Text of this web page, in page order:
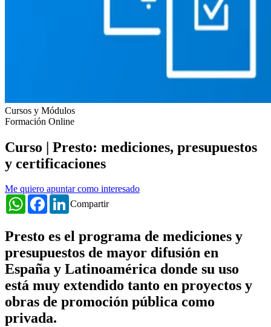
Cursos y Módulos
Formación Online
Curso | Presto: mediciones, presupuestos
y certificaciones
Me quiero apuntar como interesado
Compartir
WhatsAppFacebookLinkedIn
Presto es el programa de mediciones y
presupuestos de mayor difusión en
España y Latinoamérica donde su uso
está muy extendido tanto en proyectos y
obras de promoción pública como
privada.